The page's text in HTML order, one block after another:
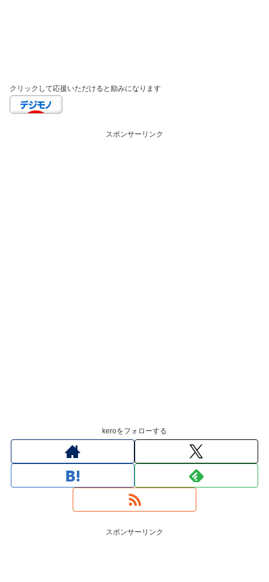
クリックして応援いただけると励みになります
スポンサーリンク
keroをフォローする
スポンサーリンク